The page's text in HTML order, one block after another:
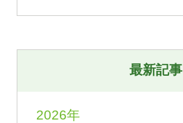
最新記事
2026年